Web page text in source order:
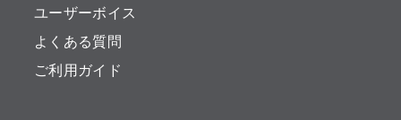
ユーザーボイス
よくある質問
ご利用ガイド